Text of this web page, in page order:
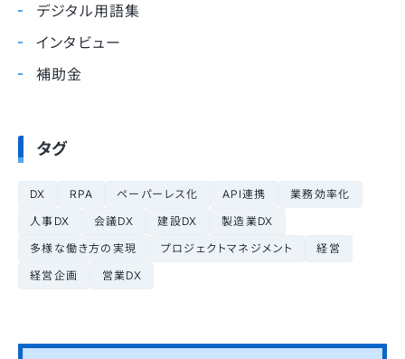
デジタル用語集
インタビュー
補助金
タグ
DX RPA ペーパーレス化 API連携
業務効率化
人事DX
会議DX 建設DX
製造業DX
多様な働き方の実現
プロジェクトマネジメント
経営
経営企画
営業DX